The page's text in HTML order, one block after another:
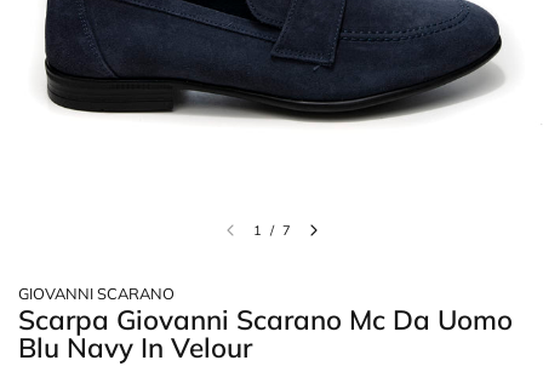
1 / 7
GIOVANNI SCARANO
Scarpa Giovanni Scarano Mc Da Uomo
Blu Navy In Velour